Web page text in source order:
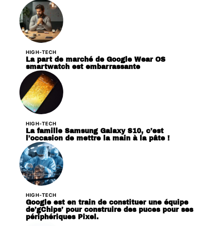
HIGH-TECH
La part de marché de Google Wear OS
smartwatch est embarrassante
HIGH-TECH
La famille Samsung Galaxy S10, c’est
l’occasion de mettre la main à la pâte !
HIGH-TECH
Google est en train de constituer une équipe
de’gChips’ pour construire des puces pour ses
périphériques Pixel.